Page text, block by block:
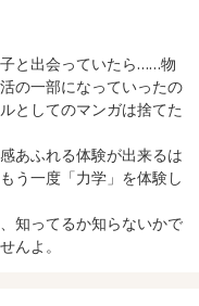
と出会っていたら……物
の一部になっていったの
としてのマンガは捨てた
あふれる体験が出来るは
う一度「力学」を体験し
知ってるか知らないかで
んよ。